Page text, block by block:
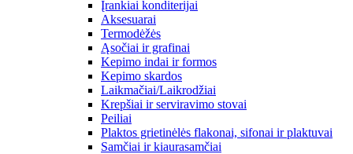
Įrankiai konditerijai
Aksesuarai
Termodėžės
Ąsočiai ir grafinai
Kepimo indai ir formos
Kepimo skardos
Laikmačiai/Laikrodžiai
Krepšiai ir serviravimo stovai
Peiliai
Plaktos grietinėlės flakonai, sifonai ir plaktuvai
Samčiai ir kiaurasamčiai